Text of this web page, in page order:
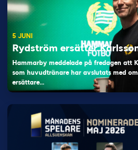
5 JUNI
Rydström ersätter
Hammarby meddelade på fredagen att
som huvudtränare har avslutats med
ersättare…